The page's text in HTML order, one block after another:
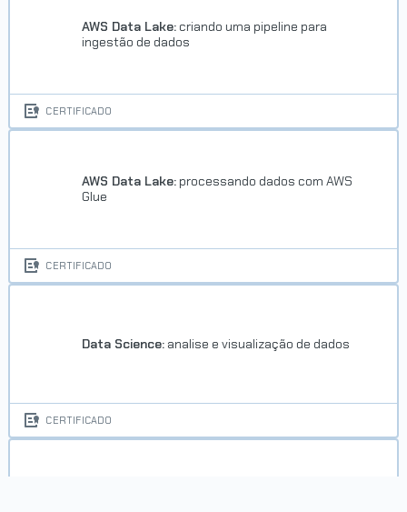
AWS Data Lake: criando uma pipeline para
ingestão de dados
CERTIFICADO
AWS Data Lake: processando dados com AWS
Glue
CERTIFICADO
Data Science: analise e visualização de dados
CERTIFICADO